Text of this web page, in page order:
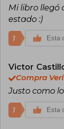
Mi libro llegó
estado :)
1 Esta
Victor
Compra
Justo como
1 Esta